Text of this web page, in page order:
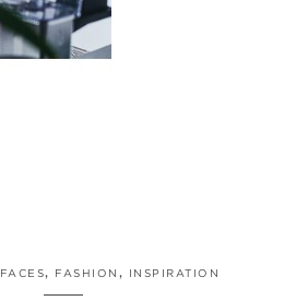
FACES, FASHION , INSPIRATION